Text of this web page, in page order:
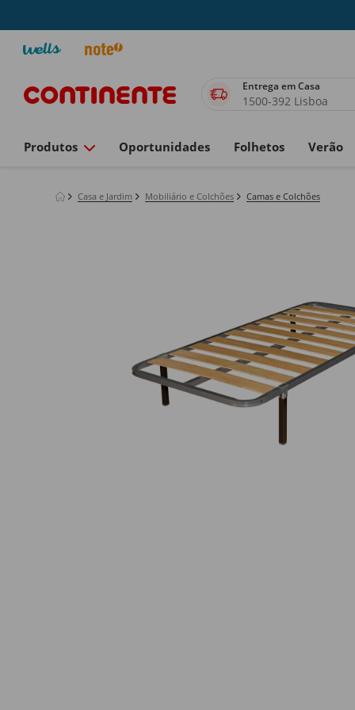
Entrega em Casa
1500-392 Lisboa
Produtos Oportunidades Folhetos Verão
Casa e Jardim Mobiliário e Colchões Camas e Colchões